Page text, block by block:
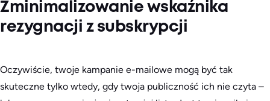
Zminimalizowanie wskaźnika
rezygnacji z subskrypcji
Oczywiście, twoje kampanie e-mailowe mogą być tak
skuteczne tylko wtedy, gdy twoja publiczność ich nie czyta –